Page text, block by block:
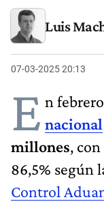
Luis
07-03-2025 20:13
E n
nacional
millones,
86,5% según
Control